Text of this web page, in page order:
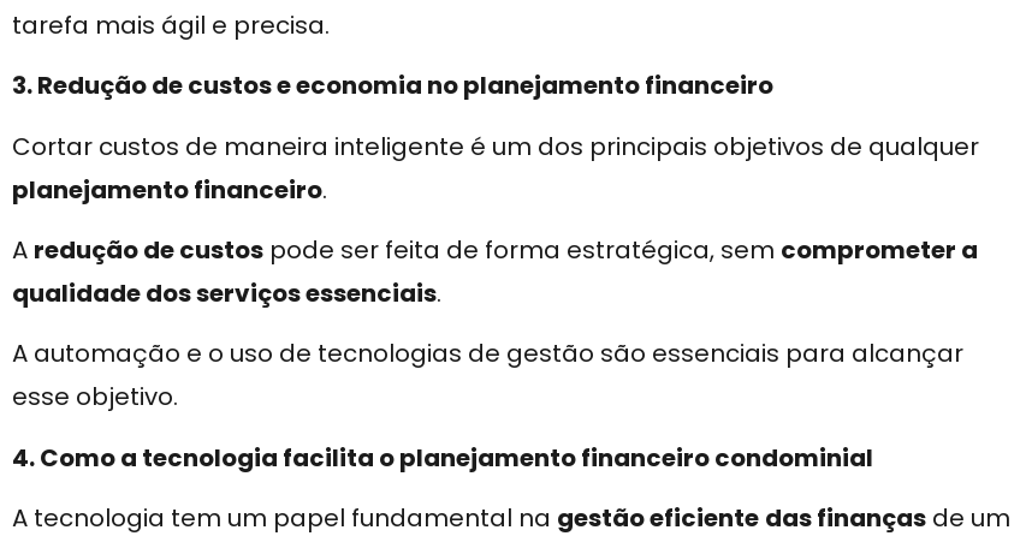
tarefa mais ágil e precisa.
3. Redução de custos e economia no planejamento financeiro
Cortar custos de maneira inteligente é um dos principais objetivos de qualquer
planejamento financeiro.
A redução de custos pode ser feita de forma estratégica, sem comprometer a
qualidade dos serviços essenciais.
A automação e o uso de tecnologias de gestão são essenciais para alcançar
esse objetivo.
4. Como a tecnologia facilita o planejamento financeiro condominial
A tecnologia tem um papel fundamental na gestão eficiente das finanças de um